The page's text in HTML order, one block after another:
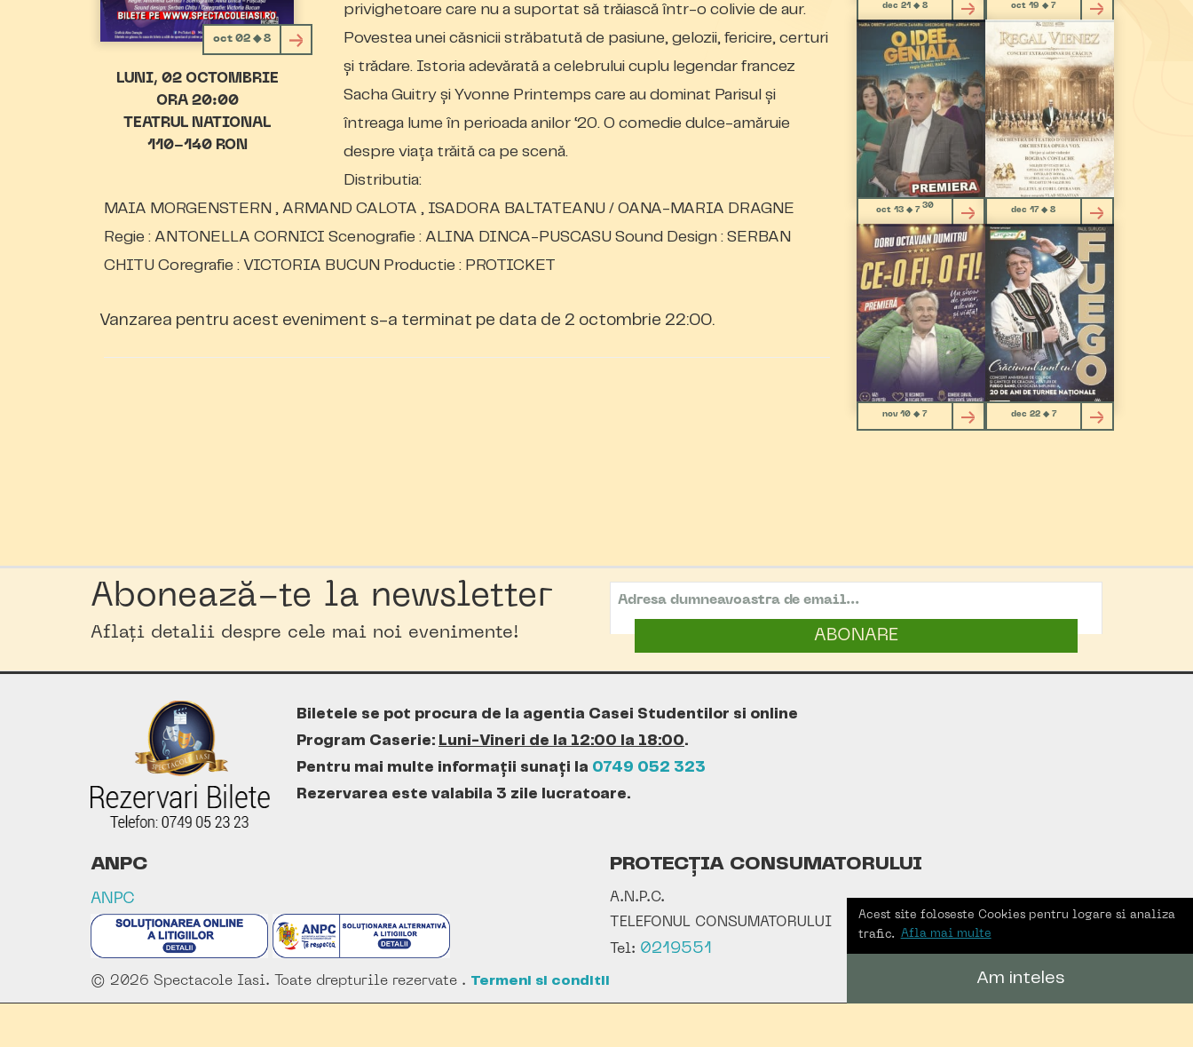
Acest site foloseste Cookies pentru logare si analiza
trafic.
Afla mai multe
Am inteles
oct 02 ◆ 8
LUNI 02 OCTOMBRIE
ORA 20:00
TEATRUL NATIONAL
110-140 RON
privighetoare care nu a suportat să trăiască într-o colivie de aur.
Povestea unei căsnicii străbatută de pasiune, gelozii, fericire, certuri
și trădare. Istoria adevărată a celebrului cuplu legendar francez
Sacha Guitry și Yvonne Printemps care au dominat Parisul și
întreaga lume în perioada anilor ‘20. O comedie dulce-amăruie
despre viața trăită ca pe scenă.
Distributia:
MAIA MORGENSTERN , ARMAND CALOTA , ISADORA BALTATEANU / OANA-MARIA DRAGNE
Regie : ANTONELLA CORNICI Scenografie : ALINA DINCA-PUSCASU Sound Design : SERBAN
CHITU Coregrafie : VICTORIA BUCUN Productie : PROTICKET
Vanzarea pentru acest eveniment s-a terminat pe data de 2 octombrie 22:00.
dec 21 ◆ 8 oct 19 ◆ 7
oct 13 ◆ 7 30 dec 17 ◆ 8
nov 10 ◆ 7 dec 22 ◆ 7
Abonează-te la newsletter
Aflați detalii despre cele mai noi evenimente! ABONARE
Biletele se pot procura de la agentia Casei Studentilor si online
Program Caserie: Luni-Vineri de la 12:00 la 18:00.
Pentru mai multe informații sunați la 0749 052 323
Rezervarea este valabila 3 zile lucratoare.
ANPC
ANPC
PROTECȚIA CONSUMATORULUI
A.N.P.C.
TELEFONUL CONSUMATORULUI
Tel: 0219551
© 2026 Spectacole Iasi. Toate drepturile rezervate . Termeni si conditii